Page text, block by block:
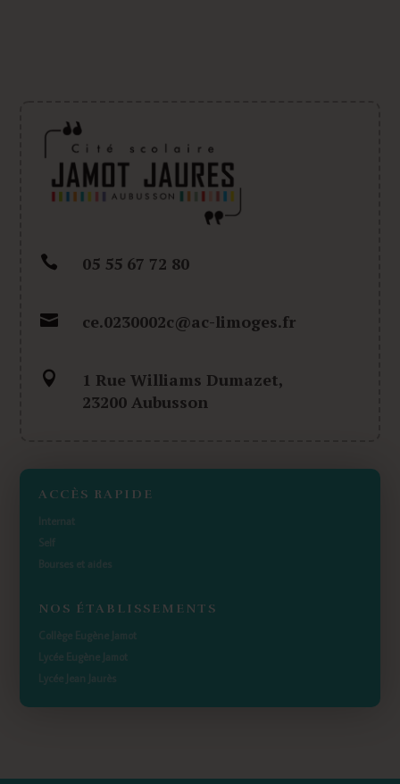
 05 55 67 72 80
 ce.0230002c@ac-limoges.fr

1 Rue Williams Dumazet,
23200 Aubusson
ACCÈS RAPIDE
Internat
Self
Bourses et aides
NOS ÉTABLISSEMENTS
Collège Eugène Jamot
Lycée Eugène Jamot
Lycée Jean Jaurès